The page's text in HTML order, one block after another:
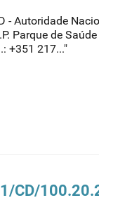
- Autoridade
Parque de Saúde
+351 217..."
CD/